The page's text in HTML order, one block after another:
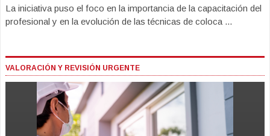
La iniciativa puso el foco en la importancia de la capacitación del
profesional y en la evolución de las técnicas de coloca ...
VALORACIÓN Y REVISIÓN URGENTE